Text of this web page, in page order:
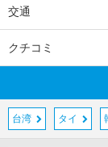
交通
クチコミ
台湾 タイ